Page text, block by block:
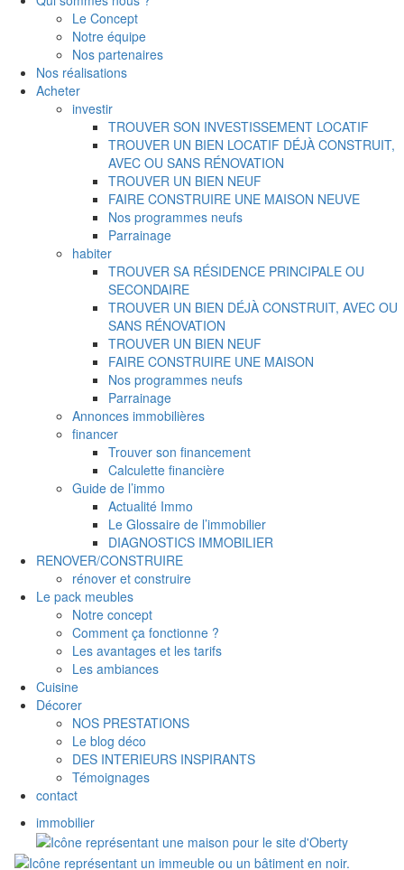
Le Concept
Notre équipe
Nos partenaires
Nos réalisations
Acheter
investir
TROUVER SON INVESTISSEMENT LOCATIF
TROUVER UN BIEN LOCATIF DÉJÀ CONSTRUIT,
AVEC OU SANS RÉNOVATION
TROUVER UN BIEN NEUF
FAIRE CONSTRUIRE UNE MAISON NEUVE
Nos programmes neufs
Parrainage
habiter
TROUVER SA RÉSIDENCE PRINCIPALE OU
SECONDAIRE
TROUVER UN BIEN DÉJÀ CONSTRUIT, AVEC OU
SANS RÉNOVATION
TROUVER UN BIEN NEUF
FAIRE CONSTRUIRE UNE MAISON
Nos programmes neufs
Parrainage
Annonces immobilières
financer
Trouver son financement
Calculette financière
Guide de l’immo
Actualité Immo
Le Glossaire de l’immobilier
DIAGNOSTICS IMMOBILIER
RENOVER/CONSTRUIRE
rénover et construire
Le pack meubles
Notre concept
Comment ça fonctionne ?
Les avantages et les tarifs
Les ambiances
Cuisine
Décorer
NOS PRESTATIONS
Le blog déco
DES INTERIEURS INSPIRANTS
Témoignages
contact
immobilier